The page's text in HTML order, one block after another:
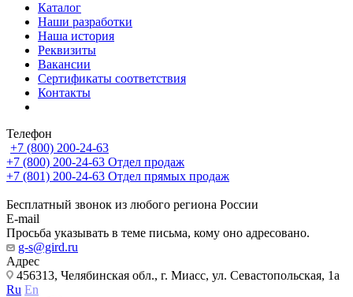
Каталог
Наши разработки
Наша история
Реквизиты
Вакансии
Сертификаты соответствия
Контакты
Телефон
+7 (800) 200-24-63
+7 (800) 200-24-63 Отдел продаж
+7 (801) 200-24-63 Отдел прямых продаж
Бесплатный звонок из любого региона России
E-mail
Просьба указывать в теме письма, кому оно адресовано.
g-s@gird.ru
Адрес
456313, Челябинская обл., г. Миасс, ул. Севастопольская, 1а
Ru En